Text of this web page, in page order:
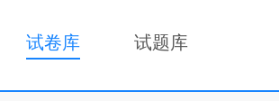
试卷库 试题库